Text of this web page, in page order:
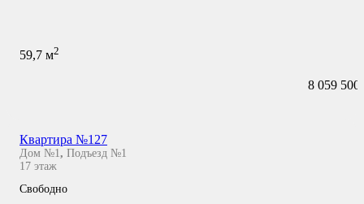
59,7 м2
8 059 500
Квартира №127
Дом №1 , Подъезд №1
17 этаж
Свободно